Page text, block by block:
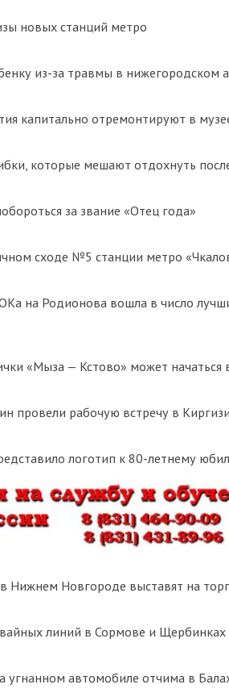
новых станций метро
из-за травмы в нижегородском
капитально отремонтируют в
которые мешают отдохнуть
за звание «Отец года»
сходе №5 станции метро
на Родионова вошла в число
«Мыза — Кстово» может начаться
провели рабочую встречу в
логотип к 80-летнему
Нижнем Новгороде выставят на
линий в Сормове и Щербинках
угнанном автомобиле отчима в